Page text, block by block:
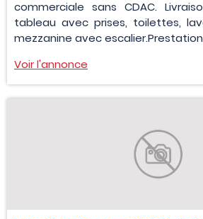
commerciale sans CDAC.
tableau avec prises, toilettes,
mezzanine avec
Voir l'annonce